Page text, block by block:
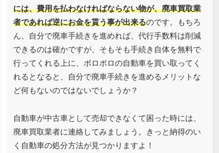
には、費用を払わなければならない物が、廃車買取業
者であれば逆にお金を貰う事が出来るのです。もちろ
ん、自分で廃車手続きを進めれば、代行手数料は削減
できるのは確かですが、そもそも手続き自体を無料で
行ってくれる上に、ボロボロの自動車を買い取ってく
れるとなると、自分で廃車手続きを進めるメリットな
ど何もないのではないでしょうか？
自動車が中古車として売却できなくて困った時には、
廃車買取業者に連絡してみましょう。きっと納得のい
く自動車の処分方法が見つかりますよ！